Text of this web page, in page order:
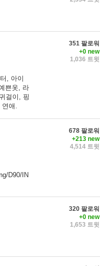
351 팔로워
+0 new
1,036 트윗
, 아이
쁜옷, 라
걸이, 핑
연애.
678 팔로워
+213 new
4,514 트윗
D90/IN
320 팔로워
+0 new
1,653 트윗